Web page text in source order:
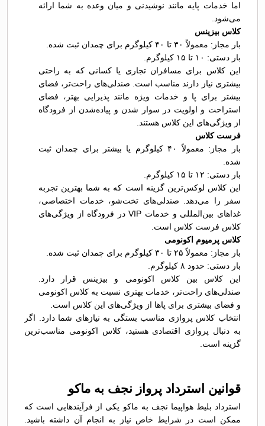
اما خدمات پایه مانند نوشیدنی و میان وعده به شما ارائه
می‌شود.
کلاس بیزینس
بار مجاز: معمولاً ۳۰ تا ۴۰ کیلوگرم برای چمدان ثبت شده.
بار دستی: ۱۰ تا ۱۵ کیلوگرم.
این کلاس برای مسافران تجاری یا کسانی که به راحتی
بیشتری نیاز دارند مناسب است. صندلی‌های راحت‌تر، فضای
بیشتر برای پا و خدمات ویژه مانند پذیرایی بهتر، فضای
استراحت و اولویت در سوار شدن و پیاده‌شدن از فرودگاه
از ویژگی‌های این کلاس هستند.
فرست کلاس
بار مجاز: معمولاً ۴۰ کیلوگرم یا بیشتر برای چمدان ثبت
شده.
بار دستی: ۱۲ تا ۱۵ کیلوگرم.
این کلاس لوکس‌ترین گزینه است که به شما بهترین تجربه
سفر را می‌دهد. صندلی‌های تخت‌شو، خدمات اختصاصی،
غذاهای بین‌المللی و خدمات VIP در فرودگاه از ویژگی‌های
کلاس فرست کلاس است.
کلاس پرمیوم اکونومی
بار مجاز: معمولاً ۲۵ تا ۳۰ کیلوگرم برای چمدان ثبت شده.
بار دستی: حدود ۸ کیلوگرم.
این کلاس بین کلاس اکونومی و بیزینس قرار دارد.
صندلی‌های راحت‌تر، خدمات بهتری نسبت به کلاس اکونومی
و فضای بیشتری برای پاها از ویژگی‌های این کلاس است.
انتخاب کلاس پروازی مناسب بستگی به نیازهای شما دارد. اگر
به دنبال پروازی اقتصادی هستید، کلاس اکونومی مناسب‌ترین
گزینه است.
قوانین استرداد پرواز نجف به ماکو
استرداد بلیط هواپیما نجف به ماکو یکی از فرآیندهایی است که
ممکن است در شرایط خاص نیاز به انجام آن داشته باشید.